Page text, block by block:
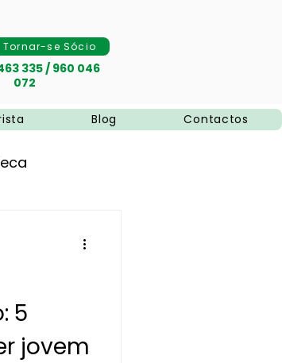
Tornar-se Sócio
335 / 960 046
072
Blog Contactos
5
jovem